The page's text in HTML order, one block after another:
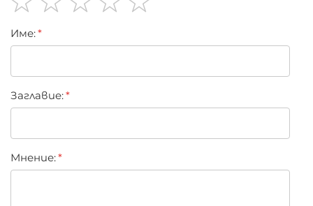
star
stars
stars
stars
stars
Име:
Заглавиe:
Мнение: